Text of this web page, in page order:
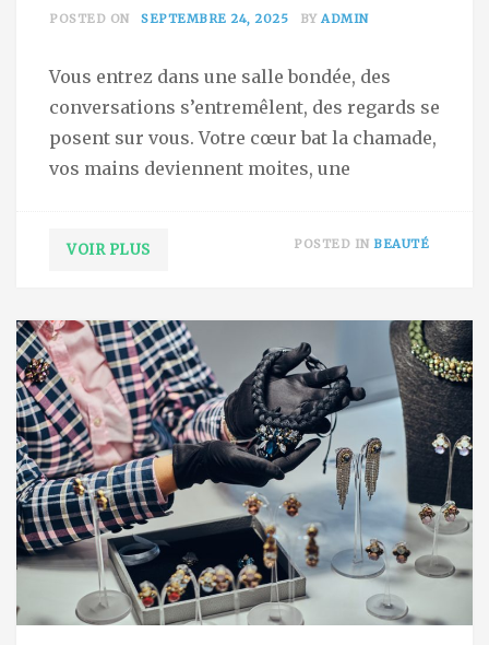
POSTED ON SEPTEMBRE 24, 2025 BY ADMIN
Vous entrez dans une salle bondée, des
conversations s’entremêlent, des regards se
posent sur vous. Votre cœur bat la chamade,
vos mains deviennent moites, une
VOIR PLUS POSTED IN BEAUTÉ